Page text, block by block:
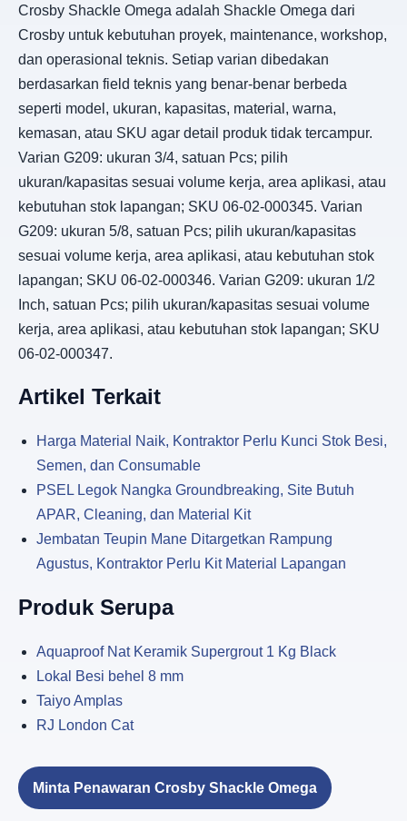
Crosby Shackle Omega adalah Shackle Omega dari
Crosby untuk kebutuhan proyek, maintenance, workshop,
dan operasional teknis. Setiap varian dibedakan
berdasarkan field teknis yang benar-benar berbeda
seperti model, ukuran, kapasitas, material, warna,
kemasan, atau SKU agar detail produk tidak tercampur.
Varian G209: ukuran 3/4, satuan Pcs; pilih
ukuran/kapasitas sesuai volume kerja, area aplikasi, atau
kebutuhan stok lapangan; SKU 06-02-000345. Varian
G209: ukuran 5/8, satuan Pcs; pilih ukuran/kapasitas
sesuai volume kerja, area aplikasi, atau kebutuhan stok
lapangan; SKU 06-02-000346. Varian G209: ukuran 1/2
Inch, satuan Pcs; pilih ukuran/kapasitas sesuai volume
kerja, area aplikasi, atau kebutuhan stok lapangan; SKU
06-02-000347.
Artikel Terkait
Harga Material Naik, Kontraktor Perlu Kunci Stok Besi,
Semen, dan Consumable
PSEL Legok Nangka Groundbreaking, Site Butuh
APAR, Cleaning, dan Material Kit
Jembatan Teupin Mane Ditargetkan Rampung
Agustus, Kontraktor Perlu Kit Material Lapangan
Produk Serupa
Aquaproof Nat Keramik Supergrout 1 Kg Black
Lokal Besi behel 8 mm
Taiyo Amplas
RJ London Cat
Minta Penawaran Crosby Shackle Omega